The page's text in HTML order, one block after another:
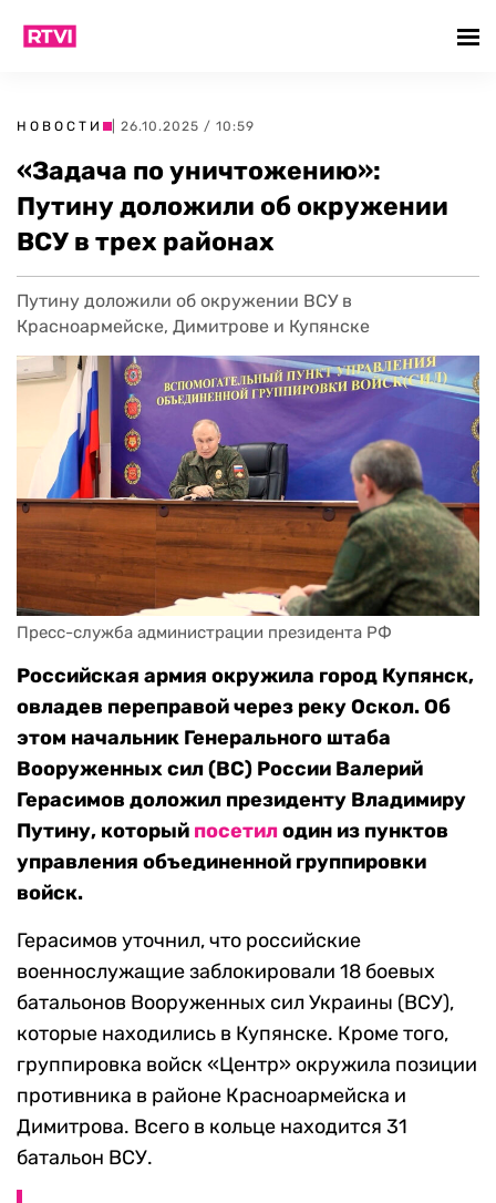
НОВОСТИ | 26.10.2025 / 10:59
«Задача по уничтожению»:
Путину доложили об окружении
ВСУ в трех районах
Путину доложили об окружении ВСУ в
Красноармейске, Димитрове и Купянске
Пресс-служба администрации президента РФ
Российская армия окружила город Купянск,
овладев переправой через реку Оскол. Об
этом начальник Генерального штаба
Вооруженных сил (ВС) России Валерий
Герасимов доложил президенту Владимиру
Путину, который посетилодин из пунктов
управления объединенной группировки
войск.
Герасимов уточнил, что российские
военнослужащие заблокировали 18 боевых
батальонов Вооруженных сил Украины (ВСУ),
которые находились в Купянске. Кроме того,
группировка войск «Центр» окружила позиции
противника в районе Красноармейска и
Димитрова. Всего в кольце находится 31
батальон ВСУ.